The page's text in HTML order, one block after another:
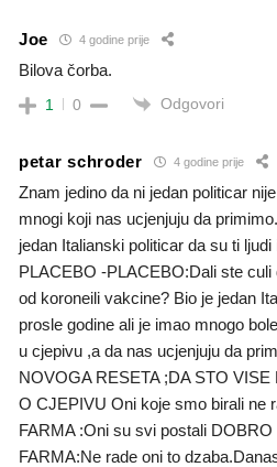
Joe 4 godine prije
Bilova čorba.
1 0 Odgovori
petar schroder 4 godine prije
Znam jedino da ni jedan politicar
mnogi koji nas ucjenjuju da
jedan Italianski politicar da su ti
PLACEBO -PLACEBO:Dali ste culi
od koroneili vakcine? Bio je jedan
prosle godine ali je imao mnogo
u cjepivu ,a da nas ucjenjuju da
NOVOGA RESETA ;DA STO
O CJEPIVU Oni koje smo birali ne
FARMA :Oni su svi postali
FARMA:Ne rade oni to